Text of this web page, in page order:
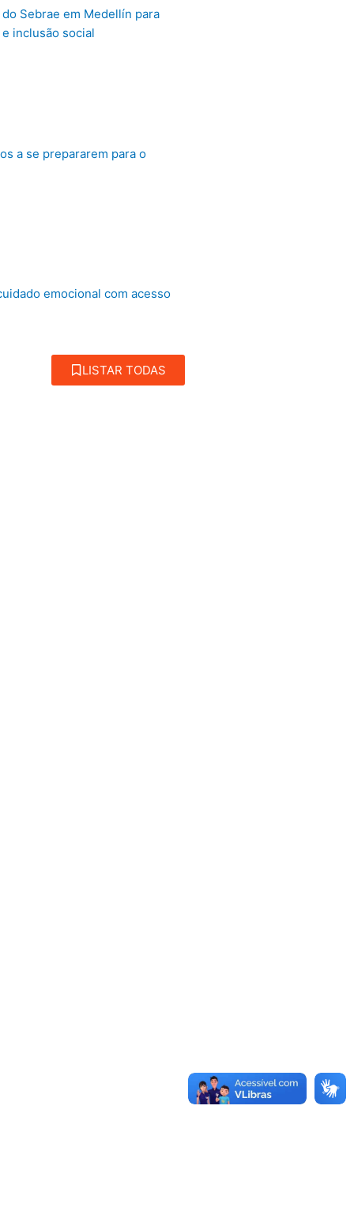
Sebrae em Medellín para
inclusão social
a se prepararem para o
emocional com acesso
LISTAR TODAS